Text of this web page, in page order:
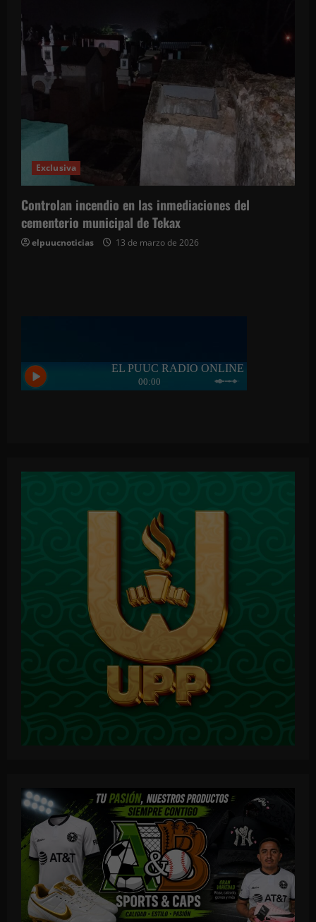
Exclusiva
Controlan incendio en las inmediaciones del
cementerio municipal de Tekax
elpuucnoticias 13 de marzo de 2026